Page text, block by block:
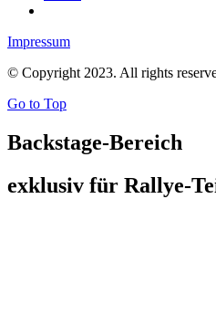
Impressum
© Copyright 2023. All rights
Go to Top
Backstage-Bereich
exklusiv für Rallye-